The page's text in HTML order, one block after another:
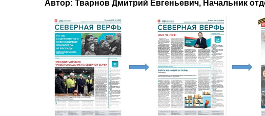
Автор: Тварнов Дмитрий Евгеньевич, Начальник